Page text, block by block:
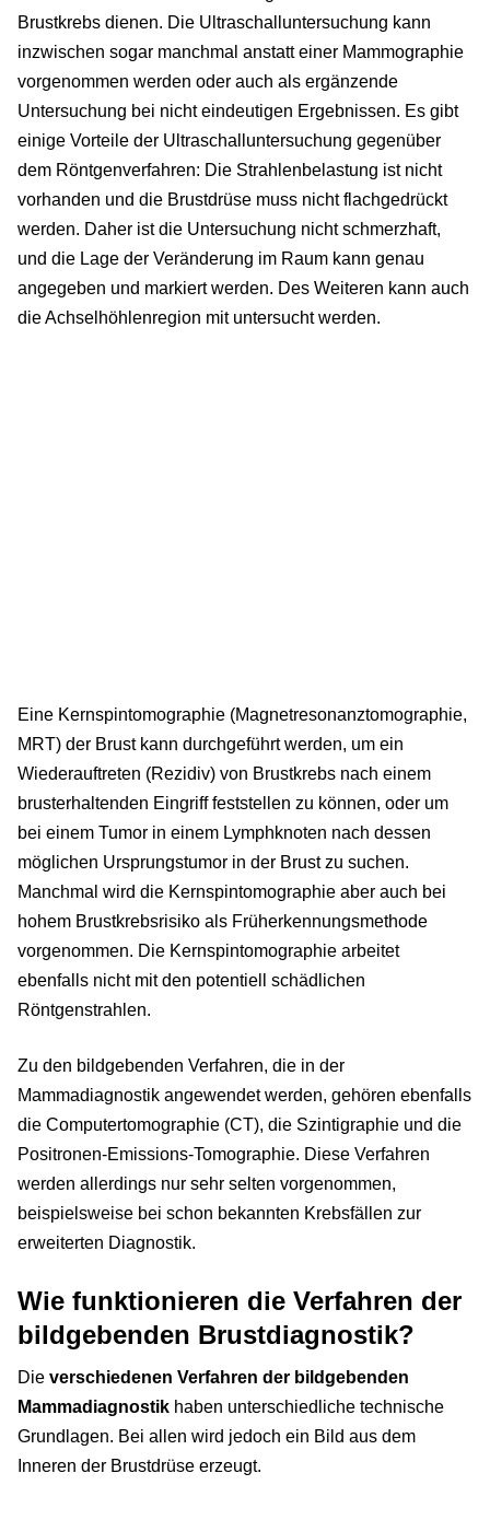
Brustkrebs dienen. Die Ultraschalluntersuchung kann
inzwischen sogar manchmal anstatt einer Mammographie
vorgenommen werden oder auch als ergänzende
Untersuchung bei nicht eindeutigen Ergebnissen. Es gibt
einige Vorteile der Ultraschalluntersuchung gegenüber
dem Röntgenverfahren: Die Strahlenbelastung ist nicht
vorhanden und die Brustdrüse muss nicht flachgedrückt
werden. Daher ist die Untersuchung nicht schmerzhaft,
und die Lage der Veränderung im Raum kann genau
angegeben und markiert werden. Des Weiteren kann auch
die Achselhöhlenregion mit untersucht werden.
Eine Kernspintomographie (Magnetresonanztomographie,
MRT) der Brust kann durchgeführt werden, um ein
Wiederauftreten (Rezidiv) von Brustkrebs nach einem
brusterhaltenden Eingriff feststellen zu können, oder um
bei einem Tumor in einem Lymphknoten nach dessen
möglichen Ursprungstumor in der Brust zu suchen.
Manchmal wird die Kernspintomographie aber auch bei
hohem Brustkrebsrisiko als Früherkennungsmethode
vorgenommen. Die Kernspintomographie arbeitet
ebenfalls nicht mit den potentiell schädlichen
Röntgenstrahlen.
Zu den bildgebenden Verfahren, die in der
Mammadiagnostik angewendet werden, gehören ebenfalls
die Computertomographie (CT), die Szintigraphie und die
Positronen-Emissions-Tomographie. Diese Verfahren
werden allerdings nur sehr selten vorgenommen,
beispielsweise bei schon bekannten Krebsfällen zur
erweiterten Diagnostik.
Wie funktionieren die Verfahren der
bildgebenden Brustdiagnostik?
Die verschiedenen Verfahren der bildgebenden
Mammadiagnostik haben unterschiedliche technische
Grundlagen. Bei allen wird jedoch ein Bild aus dem
Inneren der Brustdrüse erzeugt.